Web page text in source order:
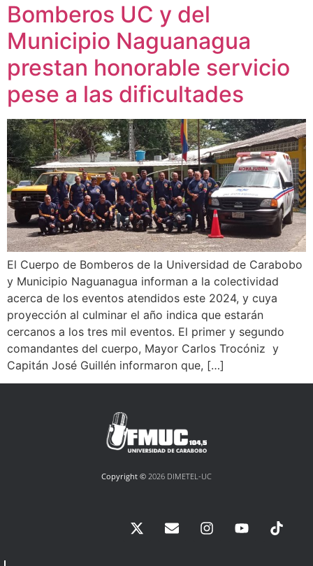
Bomberos UC y del
Municipio Naguanagua
prestan honorable servicio
pese a las dificultades
El Cuerpo de Bomberos de la Universidad de Carabobo
y Municipio Naguanagua informan a la colectividad
acerca de los eventos atendidos este 2024, y cuya
proyección al culminar el año indica que estarán
cercanos a los tres mil eventos. El primer y segundo
comandantes del cuerpo, Mayor Carlos Trocóniz y
Capitán José Guillén informaron que, […]
Copyright © 2026 DIMETEL-UC